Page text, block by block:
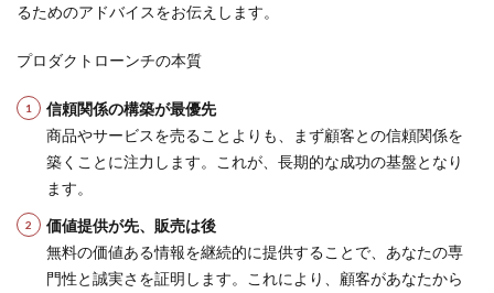
るためのアドバイスをお伝えします。
プロダクトローンチの本質
信頼関係の構築が最優先
商品やサービスを売ることよりも、まず顧客との信頼関係を
築くことに注力します。これが、長期的な成功の基盤となり
ます。
価値提供が先、販売は後
無料の価値ある情報を継続的に提供することで、あなたの専
門性と誠実さを証明します。これにより、顧客があなたから